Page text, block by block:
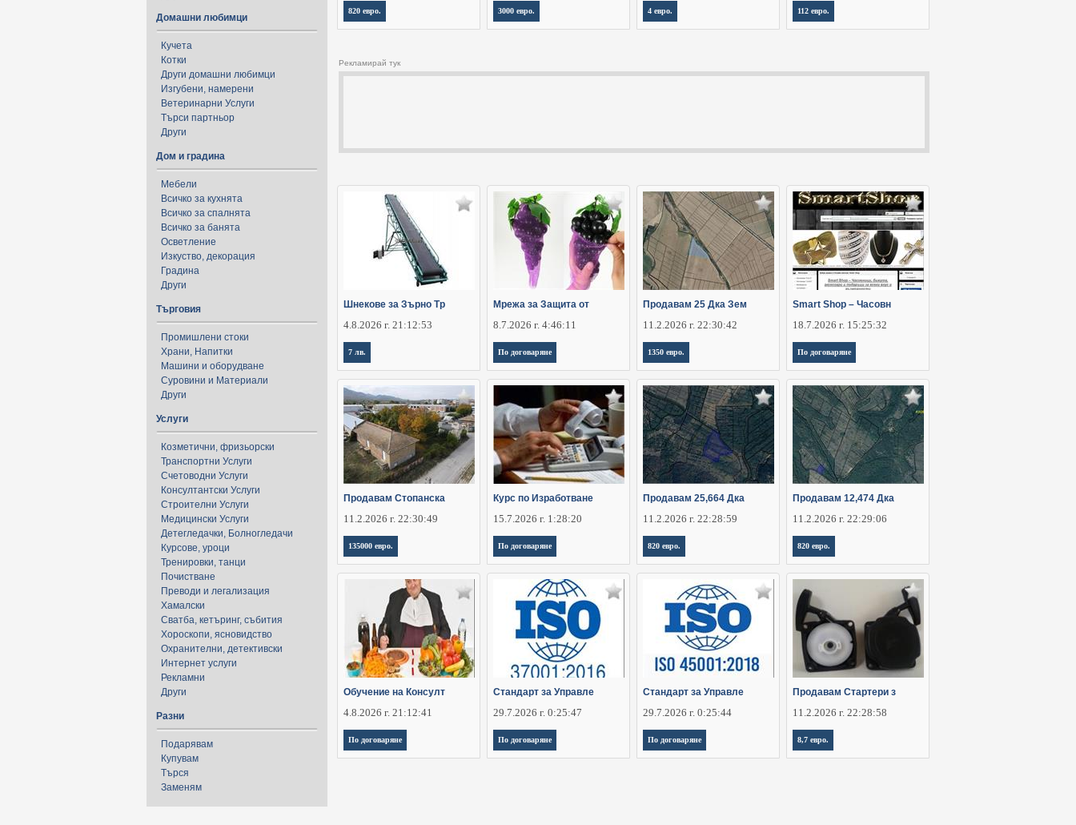
Домашни любимци
Кучета
Котки
Други домашни любимци
Изгубени, намерени
Ветеринарни Услуги
Търси партньор
Други
Дом и градина
Мебели
Всичко за кухнята
Всичко за спалнята
Всичко за банята
Осветление
Изкуство, декорация
Градина
Други
Търговия
Промишлени стоки
Храни, Напитки
Машини и оборудване
Суровини и Материали
Други
Услуги
Козметични, фризьорски
Транспортни Услуги
Счетоводни Услуги
Консултантски Услуги
Строителни Услуги
Медицински Услуги
Детегледачки, Болногледачи
Курсове, уроци
Тренировки, танци
Почистване
Преводи и легализация
Хамалски
Сватба, кетъринг, събития
Хороскопи, ясновидство
Охранителни, детективски
Интернет услуги
Рекламни
Други
Разни
Подарявам
Купувам
Търся
Заменям
820 евро. 3000 евро. 4 евро. 112 евро.
Рекламирай тук
Шнекове за Зърно Тр
4.8.2026 г. 21:12:53
7 лв.
Мрежа за Защита от
8.7.2026 г. 4:46:11
По договаряне
Продавам 25 Дка Зем
11.2.2026 г. 22:30:42
1350 евро.
Smart Shop – Часовн
18.7.2026 г. 15:25:32
По договаряне
Продавам Стопанска
11.2.2026 г. 22:30:49
135000 евро.
Курс по Изработване
15.7.2026 г. 1:28:20
По договаряне
Продавам 25,664 Дка
11.2.2026 г. 22:28:59
820 евро.
Продавам 12,474 Дка
11.2.2026 г. 22:29:06
820 евро.
Обучение на Консулт
4.8.2026 г. 21:12:41
По договаряне
Стандарт за Управле
29.7.2026 г. 0:25:47
По договаряне
Стандарт за Управле
29.7.2026 г. 0:25:44
По договаряне
Продавам Стартери з
11.2.2026 г. 22:28:58
8,7 евро.